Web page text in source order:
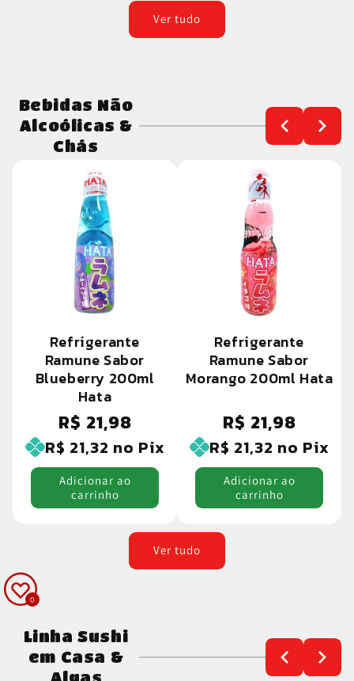
Ver tudo
Bebidas Não
Alcoólicas &
Chás
Refrigerante
Ramune Sabor
Blueberry 200ml
Hata
Preço
normal
R$ 21,98
R$ 21,32 no Pix
Adicionar ao
carrinho
Refrigerante
Ramune Sabor
Morango 200ml Hata
Preço
normal
R$ 21,98
R$ 21,32 no Pix
Adicionar ao
carrinho
Ver tudo
Linha Sushi
em Casa &
Algas
0